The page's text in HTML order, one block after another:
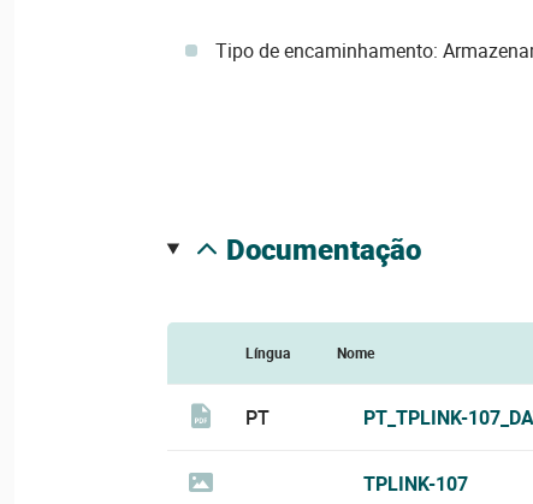
Tipo de encaminhamento:
documentação
Língua Nome
PT PT_TPLINK-
TPLINK-107